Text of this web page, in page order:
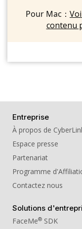
Pour Mac：
contenu
Entreprise
À propos de
Espace presse
Partenariat
Programme
Contactez nous
Solutions
FaceMe® SDK